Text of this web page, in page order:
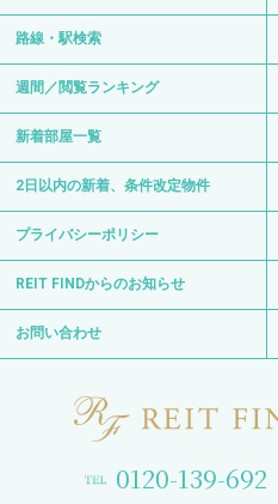
路線・駅検索
週間／閲覧ランキング
新着部屋一覧
2日以内の新着、条件改定物件
プライバシーポリシー
REIT FINDからのお知らせ
お問い合わせ
0120-139-692